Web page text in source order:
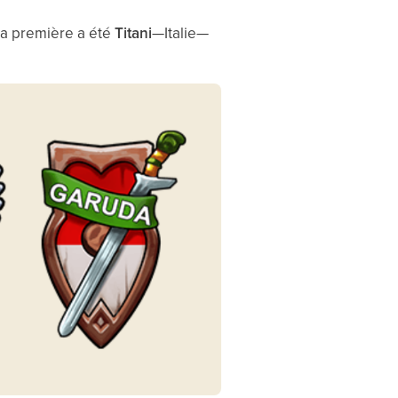
première a étéTitani—Italie—